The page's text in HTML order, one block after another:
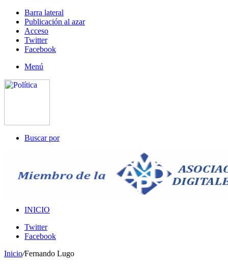
Barra lateral
Publicación al azar
Acceso
Twitter
Facebook
Menú
Buscar por
INICIO
Twitter
Facebook
Inicio/Fernando Lugo